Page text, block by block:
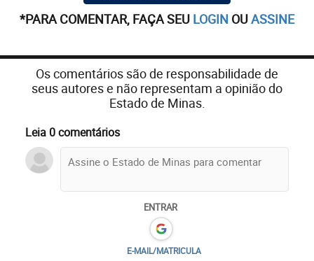
*PARA COMENTAR, FAÇA SEU LOGIN OUASSINE
Os comentários são de responsabilidade de
seus autores e não representam a opinião do
Estado de Minas.
Leia 0 comentários
ENTRAR
E-MAIL/MATRICULA